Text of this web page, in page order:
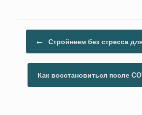
← Стройнеем без стресса
Как восстановиться после